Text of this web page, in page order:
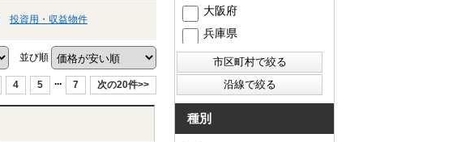
投資用・収益物件
並び順
4 5 ... 7 次の20件>>
大阪府
兵庫県
種別